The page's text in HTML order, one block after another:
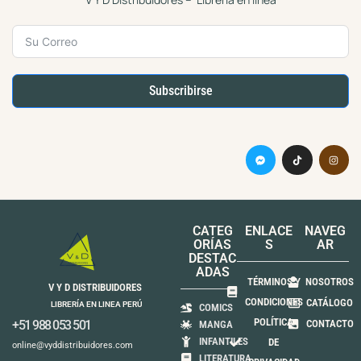
Subscribirse
V Y D DISTRIBUIDORES
LIBRERÍA EN LINEA PERÚ
+51 988 053 501
online@vyddistribuidores.com
CATEG
ORÍAS
DESTAC
ADAS
COMICS
MANGA
INFANTILES
LITERATURA
ENLACE
S
TÉRMINOS Y
CONDICIONES
POLÍTICA
DE
NAVEG
AR
NOSOTROS
CATÁLOGO
CONTACTO